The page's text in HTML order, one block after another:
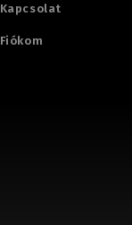
Kapcsolat
Fiókom